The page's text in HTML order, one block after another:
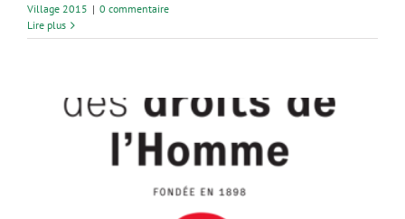
Village 2015 | 0 commentaire
Lire plus